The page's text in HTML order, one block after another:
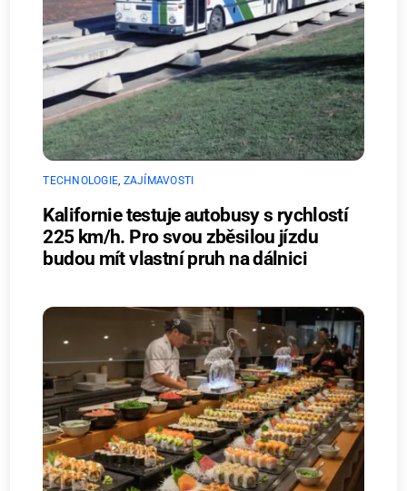
TECHNOLOGIE, ZAJÍMAVOSTI
Kalifornie testuje autobusy s rychlostí
225 km/h. Pro svou zběsilou jízdu
budou mít vlastní pruh na dálnici